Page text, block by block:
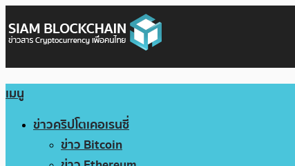
เมนู
ข่าวคริปโตเคอเรนซี่
ข่าว Bitcoin